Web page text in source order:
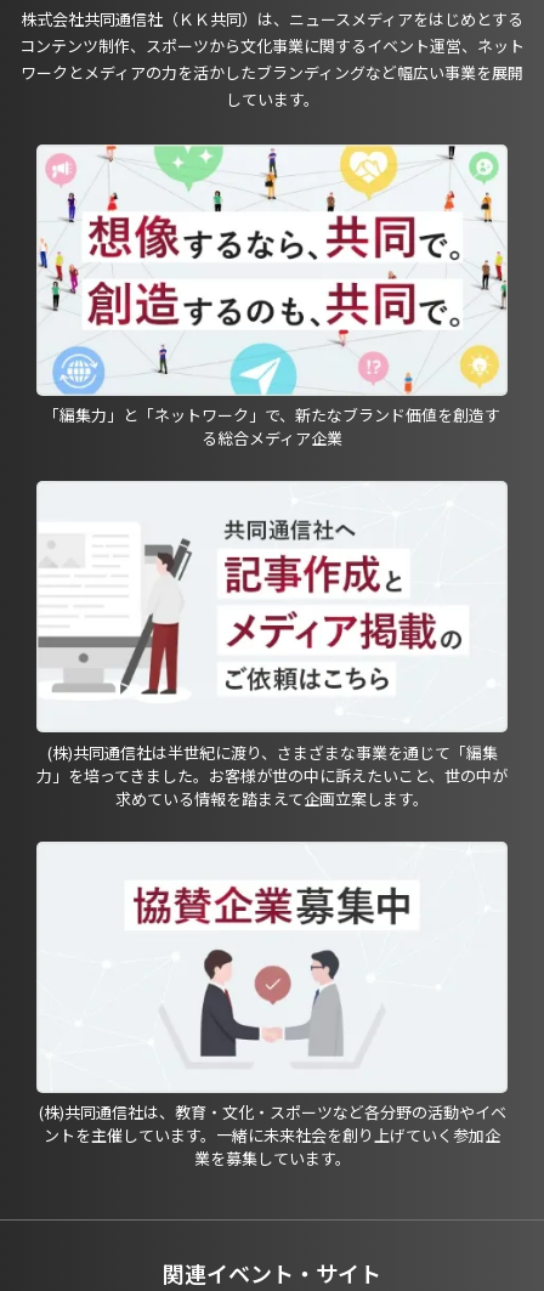
株式会社共同通信社（ＫＫ共同）は、ニュースメディアをはじめとする
コンテンツ制作、スポーツから文化事業に関するイベント運営、ネット
ワークとメディアの力を活かしたブランディングなど幅広い事業を展開
しています。
「編集力」と「ネットワーク」で、新たなブランド価値を創造す
る総合メディア企業
(株)共同通信社は半世紀に渡り、さまざまな事業を通じて「編集
力」を培ってきました。お客様が世の中に訴えたいこと、世の中が
求めている情報を踏まえて企画立案します。
(株)共同通信社は、教育・文化・スポーツなど各分野の活動やイベ
ントを主催しています。一緒に未来社会を創り上げていく参加企
業を募集しています。
関連イベント・サイト